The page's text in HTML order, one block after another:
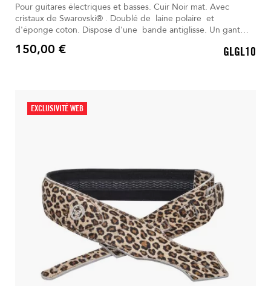
Pour guitares électriques et basses. Cuir Noir mat. Avec
cristaux de Swarovski® . Doublé de laine polaire et
d'éponge coton. Dispose d'une bande antiglisse. Un gant
déperlant.
Prix
150,00 € GLGL10
EXCLUSIVITÉ WEB